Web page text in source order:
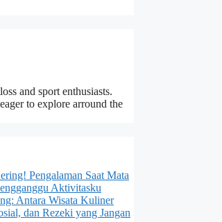
and sport enthusiasts.
to explore arround the
Pengalaman Saat Mata
Aktivitasku
Antara Wisata Kuliner
dan Rezeki yang Jangan